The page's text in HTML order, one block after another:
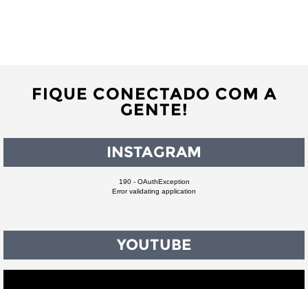
FIQUE CONECTADO COM A
GENTE!
INSTAGRAM
190 - OAuthException
Error validating application
YOUTUBE